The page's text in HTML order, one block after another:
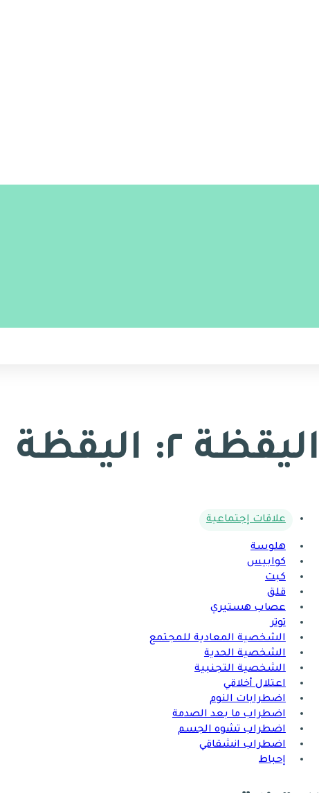
اليقظة ٢: اليقظة
علاقات إجتماعية
هلوسة
كوابيس
كبت
قلق
عصاب هستيري
توتر
الشخصية المعادية للمجتمع
الشخصية الحدية
الشخصية التجنبية
اعتلال أخلاقي
اضطرابات النوم
اضطراب ما بعد الصدمة
اضطراب تشوه الجسم
اضطراب انشقاقي
إحباط